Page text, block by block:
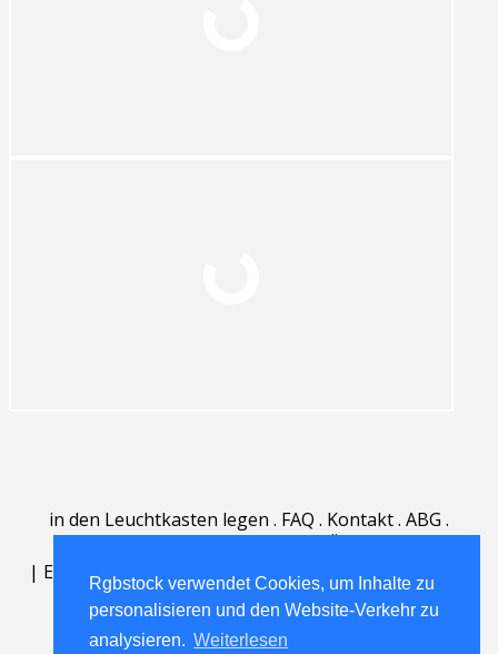
Rgbstock verwendet Cookies, um Inhalte zu
personalisieren und den Website-Verkehr zu
analysieren. Weiterlesen
in den Leuchtkasten legen . FAQ . Kontakt. ABG .
| English | Deutsch Español | Polski | Português
Nederlands|